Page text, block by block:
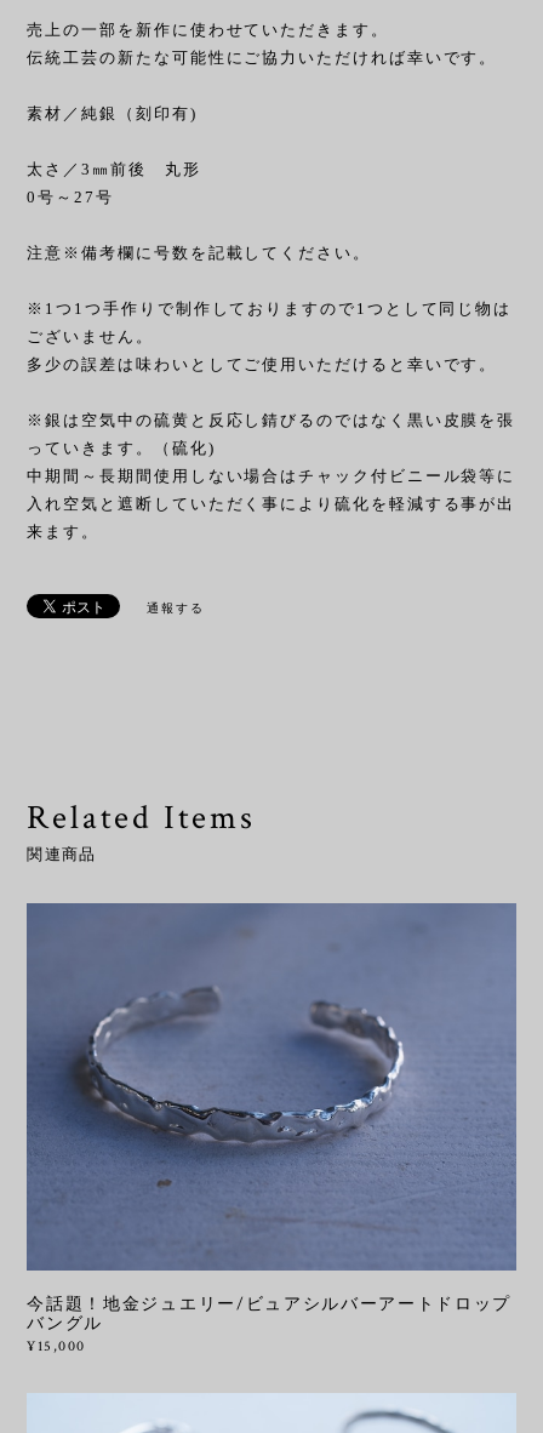
売上の一部を新作に使わせていただきます。
伝統工芸の新たな可能性にご協力いただければ幸いです。
素材／純銀（刻印有)
太さ／3㎜前後 丸形
0号～27号
注意※備考欄に号数を記載してください。
※1つ1つ手作りで制作しておりますので1つとして同じ物は
ございません。
多少の誤差は味わいとしてご使用いただけると幸いです。
※銀は空気中の硫黄と反応し錆びるのではなく黒い皮膜を張
っていきます。（硫化)
中期間～長期間使用しない場合はチャック付ビニール袋等に
入れ空気と遮断していただく事により硫化を軽減する事が出
来ます。
通報する
Related Items
関連商品
今話題！地金ジュエリー/ビュアシルバーアートドロップ
バングル
¥15,000